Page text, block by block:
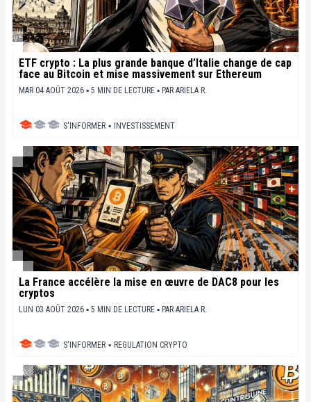
ETF crypto : La plus grande banque d’Italie change de cap
face au Bitcoin et mise massivement sur Ethereum
MAR 04 AOÛT 2026 ▪ 5 MIN DE LECTURE ▪ PAR ARIELA R.
S'INFORMER ▪ INVESTISSEMENT
La France accélère la mise en œuvre de DAC8 pour les
cryptos
LUN 03 AOÛT 2026 ▪ 5 MIN DE LECTURE ▪ PAR ARIELA R.
S'INFORMER ▪ REGULATION CRYPTO